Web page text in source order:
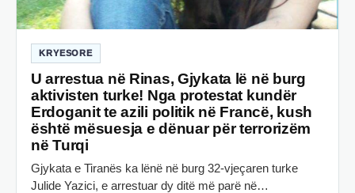
KRYESORE
U arrestua në Rinas, Gjykata lë në burg
aktivisten turke! Nga protestat kundër
Erdoganit te azili politik në Francë, kush
është mësuesja e dënuar për terrorizëm
në Turqi
Gjykata e Tiranës ka lënë në burg 32-vjeçaren turke
Julide Yazici, e arrestuar dy ditë më parë në…